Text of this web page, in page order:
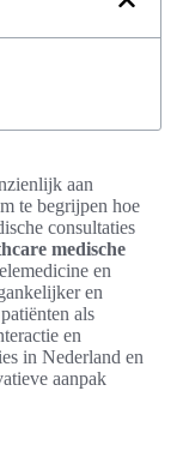
aan
te begrijpen hoe
consultaties
medische
en
en
als
en
in Nederland en
aanpak